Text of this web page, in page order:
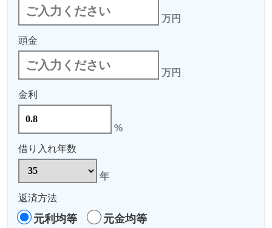
万円
頭金
万円
金利
%
借り入れ年数
年
返済方法
元利均等 元金均等